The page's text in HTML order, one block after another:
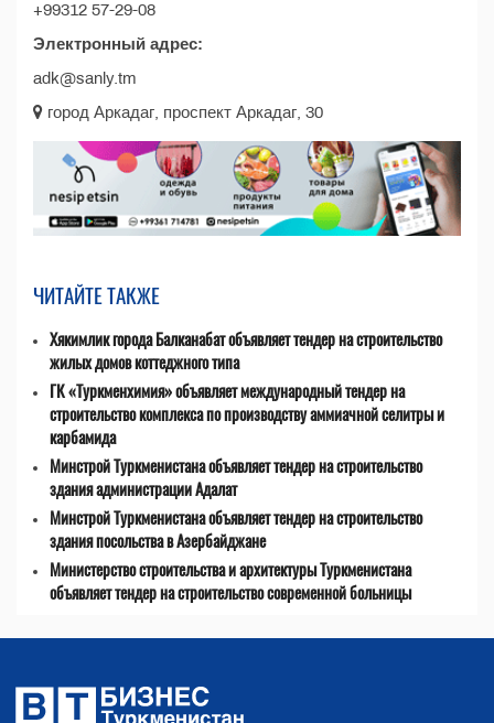
+99312 57-29-08
Электронный адрес:
adk@sanly.tm
город Аркадаг, проспект Аркадаг, 30
ЧИТАЙТЕ ТАКЖЕ
Хякимлик города Балканабат объявляет тендер на строительство
жилых домов коттеджного типа
ГК «Туркменхимия» объявляет международный тендер на
строительство комплекса по производству аммиачной селитры и
карбамида
Минстрой Туркменистана объявляет тендер на строительство
здания администрации Адалат
Минстрой Туркменистана объявляет тендер на строительство
здания посольства в Азербайджане
Министерство строительства и архитектуры Туркменистана
объявляет тендер на строительство современной больницы